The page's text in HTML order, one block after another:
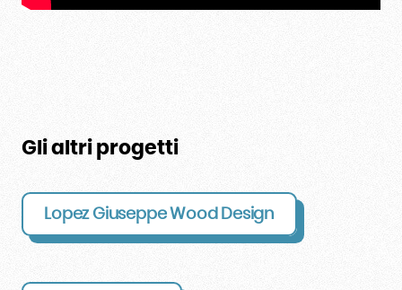
Gli altri progetti
Lopez Giuseppe Wood Design